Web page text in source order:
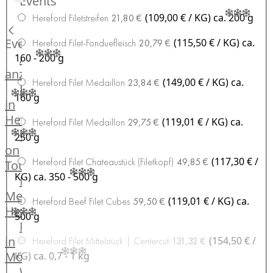
Hardware
Küchenhelfer
Grillgeräte
Beefer®
Gasgrills
Big
Green
Egg
Grill
Nesmuk
Berkel
Dry
Aging
Schrank
Bücher
Poster
Events
Alle
anzeigen
Fleischkompetenz
in
Heinsberg
OTTO
on
Tour
Männer
Metzger
Heinsberg
Markthalle
in
Mönchengladbach
Hereford Filetstreifen 21,80 € (109,00 € / KG)ca. 200 g
Hereford Filet-Fonduefleisch 20,79 € (115,50 € / KG)ca.
160 - 200 g
Hereford Filet Medaillon 23,84 € (149,00 € / KG)ca.
160 g
Hereford Filet Medaillon 29,75 € (119,01 € / KG)ca.
250 g
Hereford Filet Chateaustück (Filetkopf) 49,85 € (117,30 € /
KG)ca. 350 - 500 g
Hereford Beef Filet Cubes 59,50 € (119,01 € / KG)ca.
500 g
Hereford Filet Mittelstück | Centercut 131,32 € (154,50 € /
KG) ca. 0,7 - 1 kg